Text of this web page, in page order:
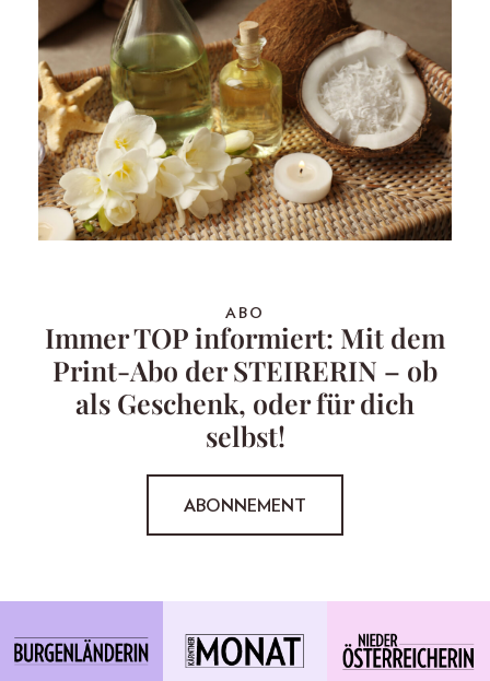
ABO
Immer TOP informiert: Mit dem
Print-Abo der STEIRERIN – ob
als Geschenk, oder für dich
selbst!
ABONNEMENT